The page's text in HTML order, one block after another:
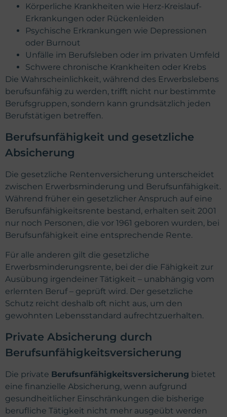
Körperliche Krankheiten wie Herz-Kreislauf-
Erkrankungen oder Rückenleiden
Psychische Erkrankungen wie Depressionen
oder Burnout
Unfälle im Berufsleben oder im privaten Umfeld
Schwere chronische Krankheiten oder Krebs
Die Wahrscheinlichkeit, während des Erwerbslebens
berufsunfähig zu werden, trifft nicht nur bestimmte
Berufsgruppen, sondern kann grundsätzlich jeden
Berufstätigen betreffen.
Berufsunfähigkeit und gesetzliche
Absicherung
Die gesetzliche Rentenversicherung unterscheidet
zwischen Erwerbsminderung und Berufsunfähigkeit.
Während früher ein gesetzlicher Anspruch auf eine
Berufsunfähigkeitsrente bestand, erhalten seit 2001
nur noch Personen, die vor 1961 geboren wurden, bei
Berufsunfähigkeit eine entsprechende Rente.
Für alle anderen gilt die gesetzliche
Erwerbsminderungsrente, bei der die Fähigkeit zur
Ausübung irgendeiner Tätigkeit – unabhängig vom
erlernten Beruf – geprüft wird. Der gesetzliche
Schutz reicht deshalb oft nicht aus, um den
gewohnten Lebensstandard aufrechtzuerhalten.
Private Absicherung durch
Berufsunfähigkeitsversicherung
Die private Berufsunfähigkeitsversicherung bietet
eine finanzielle Absicherung, wenn aufgrund
gesundheitlicher Einschränkungen die bisherige
berufliche Tätigkeit nicht mehr ausgeübt werden